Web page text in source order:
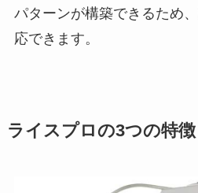
パターンが構築できるため
応できます。
ライスプロの3つの特徴